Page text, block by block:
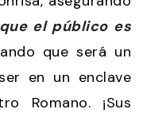
el público es
que será un
en un enclave
Romano. ¡Sus